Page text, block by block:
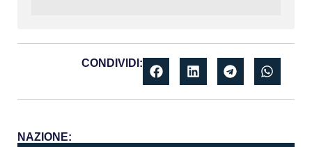
CONDIVIDI:
NAZIONE: